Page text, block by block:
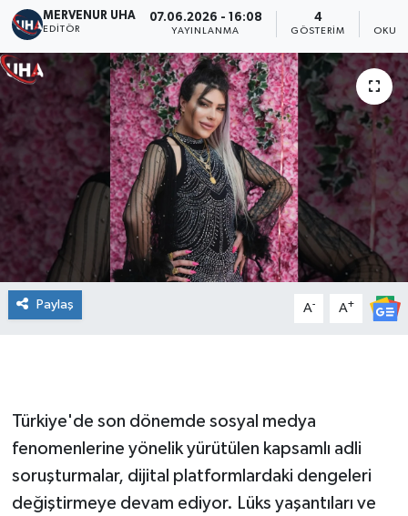
MERVENUR UHA
EDITÖR
07.06.2026 - 16:08
YAYINLANMA
4
GÖSTERIM
Paylaş A- A+
Türkiye'de son dönemde sosyal medya
fenomenlerine yönelik yürütülen kapsamlı adli
soruşturmalar, dijital platformlardaki dengeleri
değiştirmeye devam ediyor. Lüks yaşantıları ve